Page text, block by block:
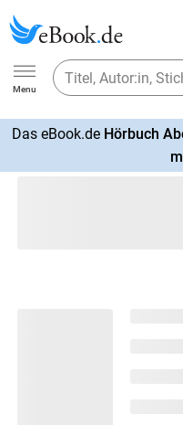
Ebook.de
Menu
Das eBook.de Hörbuch